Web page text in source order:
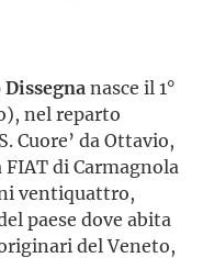
nasce il 1°
nel reparto
Cuore’ da Ottavio,
di Carmagnola
ventiquattro,
paese dove abita
del Veneto,